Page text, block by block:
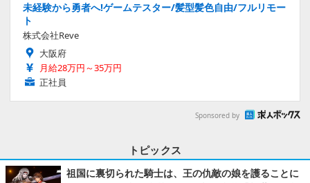
未経験から勇者へ!ゲームテスター/髪型髪色自由/フルリモー
ト
株式会社Reve
大阪府
月給28万円～35万円
正社員
Sponsored by
トピックス
祖国に裏切られた騎士は、王の仇敵の娘を護ることに